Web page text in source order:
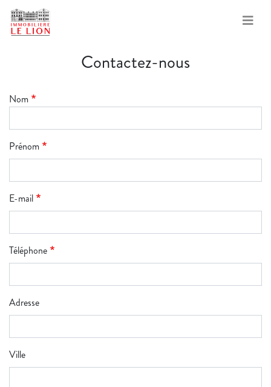
au
Contactez-nous
Nom
Prénom
E-mail
Téléphone
Adresse
Ville